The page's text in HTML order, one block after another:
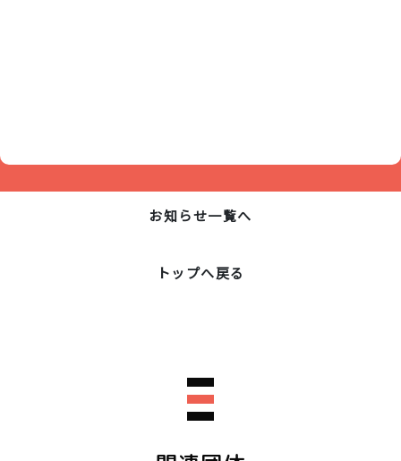
お知らせ一覧へ
トップへ戻る